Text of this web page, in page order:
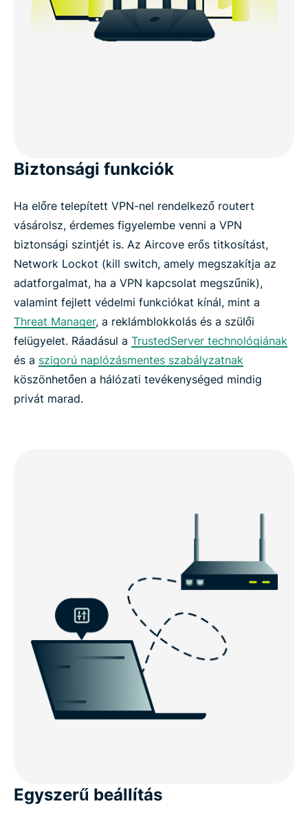
Biztonsági funkciók
Ha előre telepített VPN-nel rendelkező routert
vásárolsz, érdemes figyelembe venni a VPN
biztonsági szintjét is. Az Aircove erős titkosítást,
Network Lockot (kill switch, amely megszakítja az
adatforgalmat, ha a VPN kapcsolat megszűnik),
valamint fejlett védelmi funkciókat kínál, mint a
Threat Manager, a reklámblokkolás és a szülői
felügyelet. Ráadásul a TrustedServer technológiának
és a szigorú naplózásmentes szabályzatnak
köszönhetően a hálózati tevékenységed mindig
privát marad.
Egyszerű beállítás